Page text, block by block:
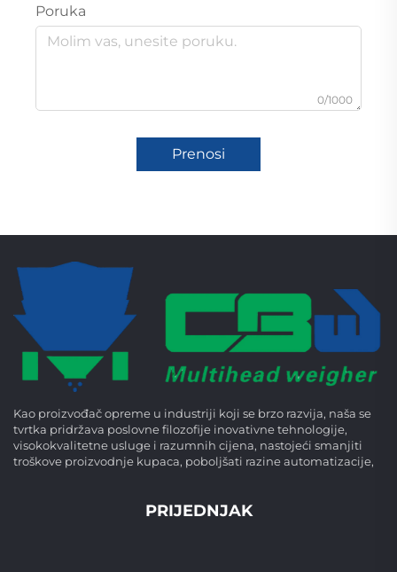
Poruka
0/1000
Prenosi
Kao proizvođač opreme u industriji koji se brzo razvija, naša se
tvrtka pridržava poslovne filozofije inovativne tehnologije,
visokokvalitetne usluge i razumnih cijena, nastojeći smanjiti
troškove proizvodnje kupaca, poboljšati razine automatizacije,
PRIJEDNJAK